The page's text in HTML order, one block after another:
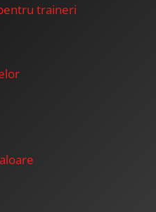
traineri